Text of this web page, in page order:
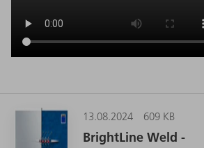
laserem. Je možné je svařovat s výrazně
stejné hloubce provaření.
13.08.2024 609 KB
BrightLine Weld -